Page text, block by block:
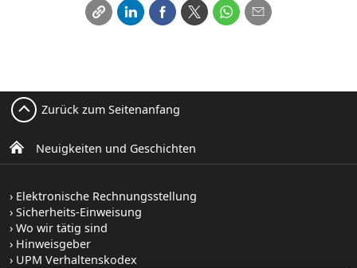
Neuigkeiten und Geschichten
Zurück zum Seitenanfang
Elektronische Rechnungsstellung
Sicherheits-Einweisung
Wo wir tätig sind
Hinweisgeber
UPM Verhaltenskodex